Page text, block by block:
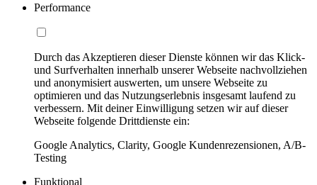
Performance
Durch das Akzeptieren dieser Dienste können wir das Klick-
und Surfverhalten innerhalb unserer Webseite nachvollziehen
und anonymisiert auswerten, um unsere Webseite zu
optimieren und das Nutzungserlebnis insgesamt laufend zu
verbessern. Mit deiner Einwilligung setzen wir auf dieser
Webseite folgende Drittdienste ein:
Google Analytics, Clarity, Google Kundenrezensionen, A/B-
Testing
Funktional